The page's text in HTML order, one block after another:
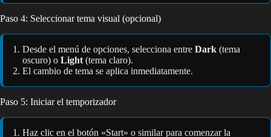
Paso 4: Seleccionar tema visual (opcional)
Desde el menú de opciones, selecciona entre Dark (tema
oscuro) o Light (tema claro).
El cambio de tema se aplica inmediatamente.
Paso 5: Iniciar el temporizador
Haz clic en el botón «Start» o similar para comenzar la